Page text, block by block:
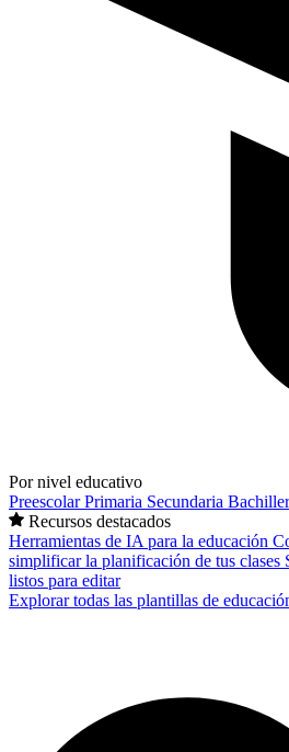
Por nivel educativo
PreescolarPrimaria Secundaria
Recursos destacados
Herramientas de IA para la educación
simplificar la planificación de tus clases
listos para editar
Explorar todas las plantillas de